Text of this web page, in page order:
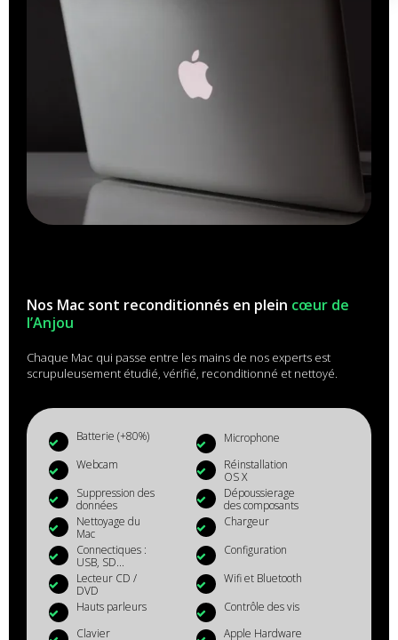
Nos Mac sont reconditionnés en plein cœur de
l’Anjou
Chaque Mac qui passe entre les mains de nos experts est
scrupuleusement étudié, vérifié, reconditionné et nettoyé.
Batterie (+80%)
Microphone
Webcam
Réinstallation
OS X
Suppression des
données
Dépoussierage
des composants
Nettoyage du
Mac
Chargeur
Connectiques :
USB, SD...
Configuration
Lecteur CD /
DVD
Wifi et Bluetooth
Hauts parleurs
Contrôle des vis
Clavier
Apple Hardware